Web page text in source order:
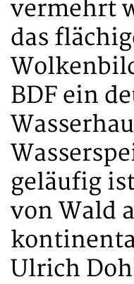
vermehrt
das
BDF ein
geläufig
von Wald
Ulrich